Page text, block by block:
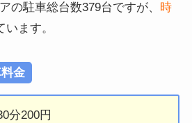
の駐車総台数379台ですが、 時
います。
金
分200円